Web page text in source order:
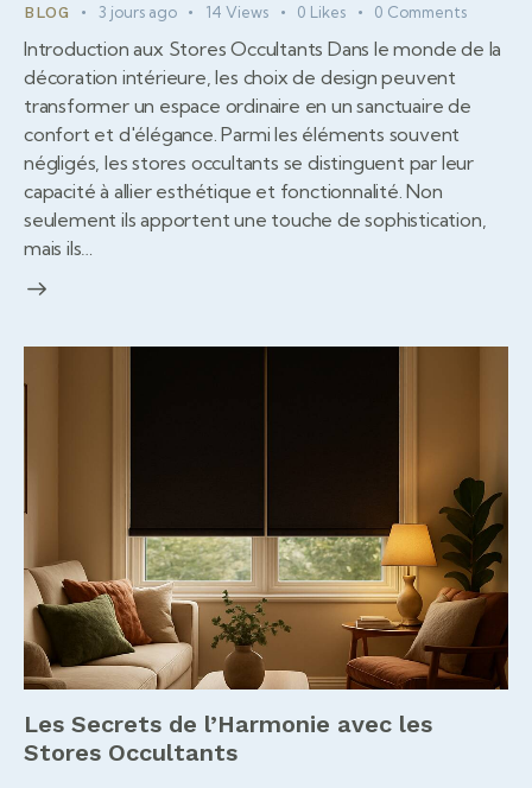
BLOG 3 jours ago 14 Views 0 Likes 0 Comments
Introduction aux Stores Occultants Dans le monde de la
décoration intérieure, les choix de design peuvent
transformer un espace ordinaire en un sanctuaire de
confort et d'élégance. Parmi les éléments souvent
négligés, les stores occultants se distinguent par leur
capacité à allier esthétique et fonctionnalité. Non
seulement ils apportent une touche de sophistication,
mais ils…
Les Secrets de l’Harmonie avec les
Stores Occultants